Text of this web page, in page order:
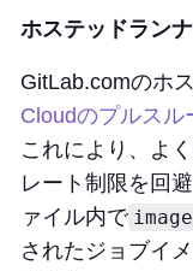
ホステッドラン
GitLab.comのホ
Cloudのプルスル
これにより、よ
レート制限を回避
ァイル内で
されたジョブイ